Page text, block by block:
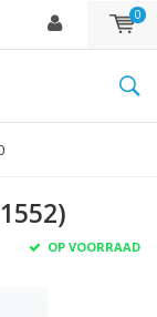
0
OP VOORRAAD